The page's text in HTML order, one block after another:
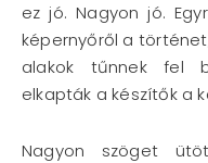
ez jó. Nagyon jó.
képernyőről a
alakok tűnnek fel
elkapták a készítők a
Nagyon szöget